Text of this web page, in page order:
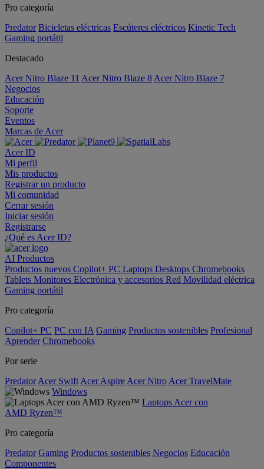
Pro categoría
Predator Bicicletas eléctricas Escúteres eléctricos Kinetic Tech
Gaming portátil
Destacado
Acer Nitro Blaze 11 Acer Nitro Blaze 8 Acer Nitro Blaze 7
Negocios
Educación
Soporte
Eventos
Marcas de Acer
Acer ID
Mi perfil
Mis productos
Registrar un producto
Mi comunidad
Cerrar sesión
Iniciar sesión
Registrarse
¿Qué es Acer ID?
AI Productos
Productos nuevos Copilot+ PC Laptops Desktops Chromebooks
Tablets Monitores Electrónica y accesorios Red Movilidad eléctrica
Gaming portátil
Pro categoría
Copilot+ PC PC con IA Gaming Productos sostenibles Profesional
Aprender Chromebooks
Por serie
Predator Acer Swift Acer Aspire Acer Nitro Acer TravelMate
Windows
Laptops Acer con
AMD Ryzen™
Pro categoría
Predator Gaming Productos sostenibles Negocios Educación
Componentes